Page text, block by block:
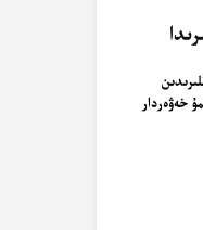
خەۋەردار